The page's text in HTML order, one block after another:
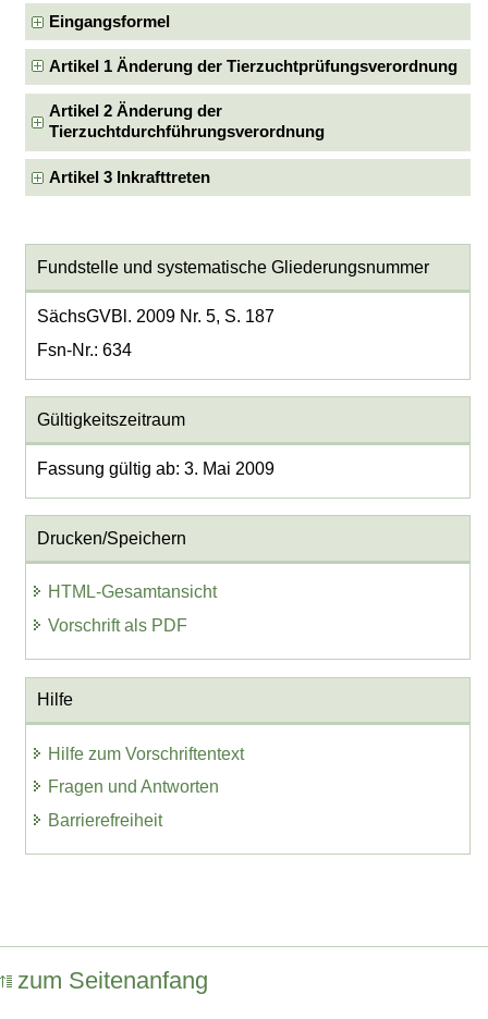
Eingangsformel
Artikel 1 Änderung der Tierzuchtprüfungsverordnung
Artikel 2 Änderung der
Tierzuchtdurchführungsverordnung
Artikel 3 Inkrafttreten
Fundstelle und systematische Gliederungsnummer
SächsGVBl. 2009 Nr. 5, S. 187
Fsn-Nr.: 634
Gültigkeitszeitraum
Fassung gültig ab: 3. Mai 2009
Drucken/Speichern
HTML-Gesamtansicht
Vorschrift als PDF
Hilfe
Hilfe zum Vorschriftentext
Fragen und Antworten
Barrierefreiheit
zum Seitenanfang